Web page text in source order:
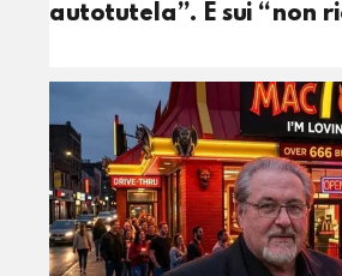
autotutela”. E sui “non